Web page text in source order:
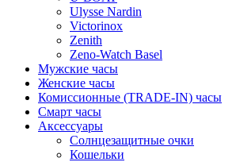
Ulysse Nardin
Victorinox
Zenith
Zeno-Watch Basel
Мужские часы
Женские часы
Комиссионные (TRADE-IN) часы
Смарт часы
Аксессуары
Солнцезащитные очки
Кошельки